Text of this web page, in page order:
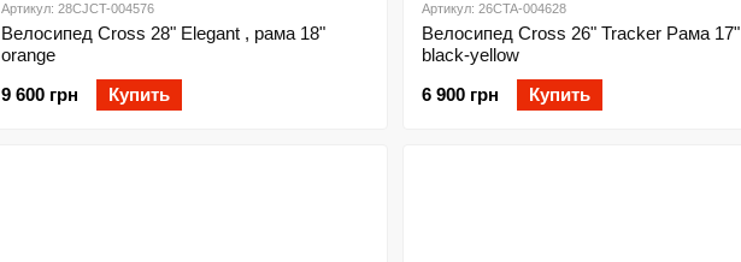
Артикул: 28CJCT-004576
Велосипед Cross 28" Elegant , рама 18"
orange
9 600 грн
Купить
Артикул: 26СTA-004628
Велосипед Cross 26" Tracker Рама 17"
black-yellow
6 900 грн
Купить